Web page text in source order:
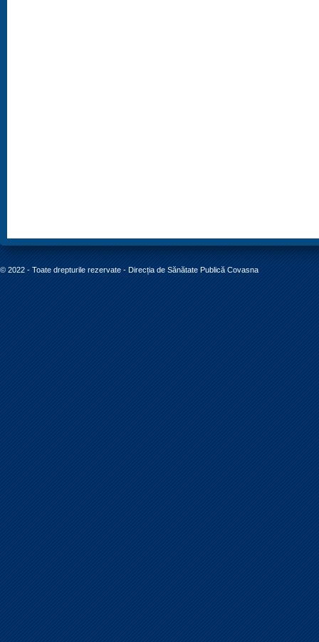
© 2022 - Toate drepturile rezervate - Direcția de Sănătate Publică Covasna